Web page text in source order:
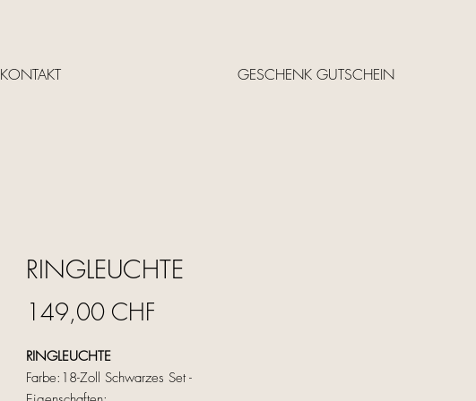
KONTAKT GESCHENK GUTSCHEIN
RINGLEUCHTE
149,00 CHF
RINGLEUCHTE
Farbe:18-Zoll Schwarzes Set -